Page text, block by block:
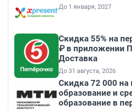
До 1 января, 2027
Скидка 55% на
₽ в приложении
Доставка
До 31 августа, 2026
Скидка 72 000
образование и
образование в